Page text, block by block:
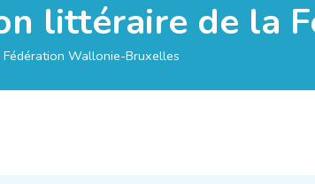
littéraire de la
Wallonie-Bruxelles